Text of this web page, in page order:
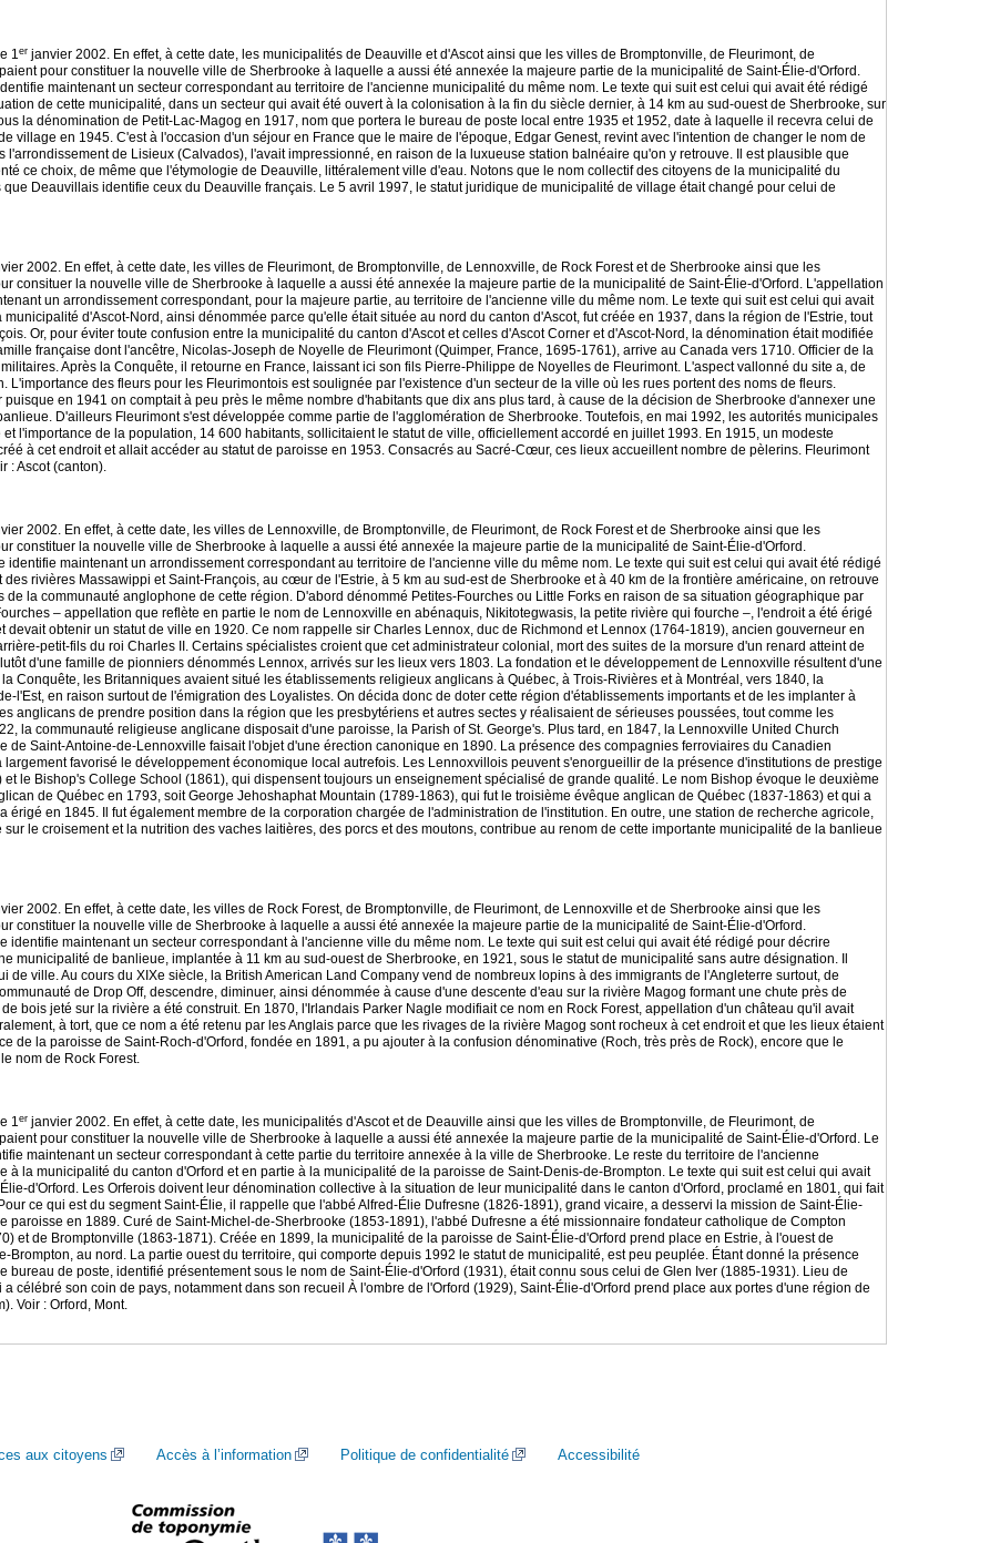
1er janvier 2002. En effet, à cette date, les municipalités de Deauville et d'Ascot ainsi que les villes de Bromptonville, de Fleurimont, de
pour constituer la nouvelle ville de Sherbrooke à laquelle a aussi été annexée la majeure partie de la municipalité de Saint-Élie-d'Orford.
maintenant un secteur correspondant au territoire de l'ancienne municipalité du même nom. Le texte qui suit est celui qui avait été rédigé
de cette municipalité, dans un secteur qui avait été ouvert à la colonisation à la fin du siècle dernier, à 14 km au sud-ouest de Sherbrooke, sur
la dénomination de Petit-Lac-Magog en 1917, nom que portera le bureau de poste local entre 1935 et 1952, date à laquelle il recevra celui de
village en 1945. C'est à l'occasion d'un séjour en France que le maire de l'époque, Edgar Genest, revint avec l'intention de changer le nom de
de Lisieux (Calvados), l'avait impressionné, en raison de la luxueuse station balnéaire qu'on y retrouve. Il est plausible que
ce choix, de même que l'étymologie de Deauville, littéralement ville d'eau. Notons que le nom collectif des citoyens de la municipalité du
Deauvillais identifie ceux du Deauville français. Le 5 avril 1997, le statut juridique de municipalité de village était changé pour celui de
2002. En effet, à cette date, les villes de Fleurimont, de Bromptonville, de Lennoxville, de Rock Forest et de Sherbrooke ainsi que les
consituer la nouvelle ville de Sherbrooke à laquelle a aussi été annexée la majeure partie de la municipalité de Saint-Élie-d'Orford. L'appellation
un arrondissement correspondant, pour la majeure partie, au territoire de l'ancienne ville du même nom. Le texte qui suit est celui qui avait
d'Ascot-Nord, ainsi dénommée parce qu'elle était située au nord du canton d'Ascot, fut créée en 1937, dans la région de l'Estrie, tout
Or, pour éviter toute confusion entre la municipalité du canton d'Ascot et celles d'Ascot Corner et d'Ascot-Nord, la dénomination était modifiée
française dont l'ancêtre, Nicolas-Joseph de Noyelle de Fleurimont (Quimper, France, 1695-1761), arrive au Canada vers 1710. Officier de la
Après la Conquête, il retourne en France, laissant ici son fils Pierre-Philippe de Noyelles de Fleurimont. L'aspect vallonné du site a, de
L'importance des fleurs pour les Fleurimontois est soulignée par l'existence d'un secteur de la ville où les rues portent des noms de fleurs.
en 1941 on comptait à peu près le même nombre d'habitants que dix ans plus tard, à cause de la décision de Sherbrooke d'annexer une
D'ailleurs Fleurimont s'est développée comme partie de l'agglomération de Sherbrooke. Toutefois, en mai 1992, les autorités municipales
l'importance de la population, 14 600 habitants, sollicitaient le statut de ville, officiellement accordé en juillet 1993. En 1915, un modeste
à cet endroit et allait accéder au statut de paroisse en 1953. Consacrés au Sacré-Cœur, ces lieux accueillent nombre de pèlerins. Fleurimont
: Ascot (canton).
2002. En effet, à cette date, les villes de Lennoxville, de Bromptonville, de Fleurimont, de Rock Forest et de Sherbrooke ainsi que les
constituer la nouvelle ville de Sherbrooke à laquelle a aussi été annexée la majeure partie de la municipalité de Saint-Élie-d'Orford.
maintenant un arrondissement correspondant au territoire de l'ancienne ville du même nom. Le texte qui suit est celui qui avait été rédigé
rivières Massawippi et Saint-François, au cœur de l'Estrie, à 5 km au sud-est de Sherbrooke et à 40 km de la frontière américaine, on retrouve
la communauté anglophone de cette région. D'abord dénommé Petites-Fourches ou Little Forks en raison de sa situation géographique par
– appellation que reflète en partie le nom de Lennoxville en abénaquis, Nikitotegwasis, la petite rivière qui fourche –, l'endroit a été érigé
obtenir un statut de ville en 1920. Ce nom rappelle sir Charles Lennox, duc de Richmond et Lennox (1764-1819), ancien gouverneur en
petit-fils du roi Charles II. Certains spécialistes croient que cet administrateur colonial, mort des suites de la morsure d'un renard atteint de
d'une famille de pionniers dénommés Lennox, arrivés sur les lieux vers 1803. La fondation et le développement de Lennoxville résultent d'une
Conquête, les Britanniques avaient situé les établissements religieux anglicans à Québec, à Trois-Rivières et à Montréal, vers 1840, la
l'Est, en raison surtout de l'émigration des Loyalistes. On décida donc de doter cette région d'établissements importants et de les implanter à
anglicans de prendre position dans la région que les presbytériens et autres sectes y réalisaient de sérieuses poussées, tout comme les
la communauté religieuse anglicane disposait d'une paroisse, la Parish of St. George's. Plus tard, en 1847, la Lennoxville United Church
de Saint-Antoine-de-Lennoxville faisait l'objet d'une érection canonique en 1890. La présence des compagnies ferroviaires du Canadien
favorisé le développement économique local autrefois. Les Lennoxvillois peuvent s'enorgueillir de la présence d'institutions de prestige
le Bishop's College School (1861), qui dispensent toujours un enseignement spécialisé de grande qualité. Le nom Bishop évoque le deuxième
de Québec en 1793, soit George Jehoshaphat Mountain (1789-1863), qui fut le troisième évêque anglican de Québec (1837-1863) et qui a
érigé en 1845. Il fut également membre de la corporation chargée de l'administration de l'institution. En outre, une station de recherche agricole,
le croisement et la nutrition des vaches laitières, des porcs et des moutons, contribue au renom de cette importante municipalité de la banlieue
2002. En effet, à cette date, les villes de Rock Forest, de Bromptonville, de Fleurimont, de Lennoxville et de Sherbrooke ainsi que les
constituer la nouvelle ville de Sherbrooke à laquelle a aussi été annexée la majeure partie de la municipalité de Saint-Élie-d'Orford.
identifie maintenant un secteur correspondant à l'ancienne ville du même nom. Le texte qui suit est celui qui avait été rédigé pour décrire
municipalité de banlieue, implantée à 11 km au sud-ouest de Sherbrooke, en 1921, sous le statut de municipalité sans autre désignation. Il
ville. Au cours du XIXe siècle, la British American Land Company vend de nombreux lopins à des immigrants de l'Angleterre surtout, de
de Drop Off, descendre, diminuer, ainsi dénommée à cause d'une descente d'eau sur la rivière Magog formant une chute près de
bois jeté sur la rivière a été construit. En 1870, l'Irlandais Parker Nagle modifiait ce nom en Rock Forest, appellation d'un château qu'il avait
à tort, que ce nom a été retenu par les Anglais parce que les rivages de la rivière Magog sont rocheux à cet endroit et que les lieux étaient
de la paroisse de Saint-Roch-d'Orford, fondée en 1891, a pu ajouter à la confusion dénominative (Roch, très près de Rock), encore que le
nom de Rock Forest.
1er janvier 2002. En effet, à cette date, les municipalités d'Ascot et de Deauville ainsi que les villes de Bromptonville, de Fleurimont, de
pour constituer la nouvelle ville de Sherbrooke à laquelle a aussi été annexée la majeure partie de la municipalité de Saint-Élie-d'Orford. Le
maintenant un secteur correspondant à cette partie du territoire annexée à la ville de Sherbrooke. Le reste du territoire de l'ancienne
à la municipalité du canton d'Orford et en partie à la municipalité de la paroisse de Saint-Denis-de-Brompton. Le texte qui suit est celui qui avait
d'Orford. Les Orferois doivent leur dénomination collective à la situation de leur municipalité dans le canton d'Orford, proclamé en 1801, qui fait
ce qui est du segment Saint-Élie, il rappelle que l'abbé Alfred-Élie Dufresne (1826-1891), grand vicaire, a desservi la mission de Saint-Élie-
paroisse en 1889. Curé de Saint-Michel-de-Sherbrooke (1853-1891), l'abbé Dufresne a été missionnaire fondateur catholique de Compton
et de Bromptonville (1863-1871). Créée en 1899, la municipalité de la paroisse de Saint-Élie-d'Orford prend place en Estrie, à l'ouest de
Brompton, au nord. La partie ouest du territoire, qui comporte depuis 1992 le statut de municipalité, est peu peuplée. Étant donné la présence
bureau de poste, identifié présentement sous le nom de Saint-Élie-d'Orford (1931), était connu sous celui de Glen Iver (1885-1931). Lieu de
célébré son coin de pays, notamment dans son recueil À l'ombre de l'Orford (1929), Saint-Élie-d'Orford prend place aux portes d'une région de
Voir : Orford, Mont.
aux citoyens Accès à l’information Politique de confidentialité Accessibilité